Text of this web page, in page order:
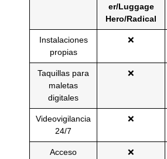
er/Luggage
Hero/Radical
Instalaciones
propias
❌
Taquillas para
maletas
digitales
❌
Videovigilancia
24/7
❌
Acceso
❌